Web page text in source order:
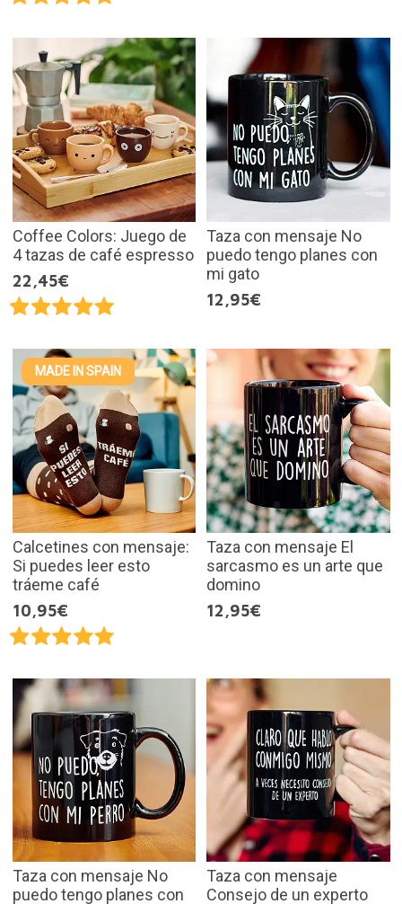
Coffee Colors: Juego de
4 tazas de café espresso
22,45€
Taza con mensaje No
puedo tengo planes con
mi gato
12,95€
MADE IN SPAIN
Calcetines con mensaje:
Si puedes leer esto
tráeme café
10,95€
Taza con mensaje El
sarcasmo es un arte que
domino
12,95€
Taza con mensaje No
puedo tengo planes con
Taza con mensaje
Consejo de un experto